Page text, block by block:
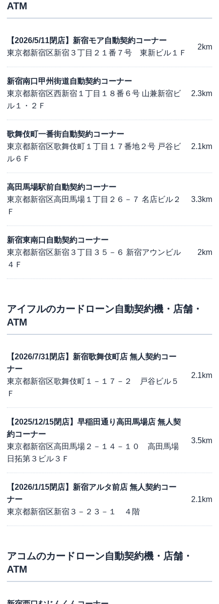
ATM
【2026/5/11閉店】新宿モア自動契約コーナー
東京都新宿区新宿３丁目２１番７号 東新ビル１Ｆ
2km
新宿南口甲州街道自動契約コーナー
東京都新宿区西新宿１丁目１８番６号 山兼新宿ビ
ル１・２Ｆ
2.3km
歌舞伎町一番街自動契約コーナー
東京都新宿区歌舞伎町１丁目１７番地２号 戸谷ビ
ル６Ｆ
2.1km
高田馬場駅前自動契約コーナー
東京都新宿区高田馬場１丁目２６－７ 名店ビル２
Ｆ
3.3km
新宿東南口自動契約コーナー
東京都新宿区新宿３丁目３５－６ 新宿アウンビル
４Ｆ
2km
アイフルのカードローン自動契約機・店舗・
ATM
【2026/7/31閉店】新宿歌舞伎町店 無人契約コー
ナー
東京都新宿区歌舞伎町１－１７－２ 戸谷ビル５
Ｆ
2.1km
【2025/12/15閉店】早稲田通り高田馬場店 無人契
約コーナー
東京都新宿区高田馬場２－１４－１０ 高田馬場
日拓第３ビル３Ｆ
3.5km
【2026/1/15閉店】新宿アルタ前店 無人契約コー
ナー
東京都新宿区新宿３－２３－１ ４階
2.1km
アコムのカードローン自動契約機・店舗・
ATM